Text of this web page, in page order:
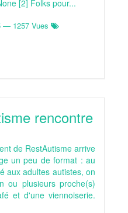
[2] Folks pour...
— 1257 Vues
rencontre
de RestAutisme arrive
un peu de format : au
aux adultes autistes, on
ou plusieurs proche(s)
et d'une viennoiserie.